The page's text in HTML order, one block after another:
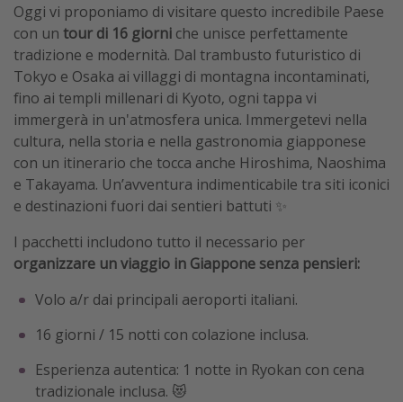
Oggi vi proponiamo di visitare questo incredibile Paese
con un tour di 16 giorni che unisce perfettamente
tradizione e modernità. Dal trambusto futuristico di
Tokyo e Osaka ai villaggi di montagna incontaminati,
fino ai templi millenari di Kyoto, ogni tappa vi
immergerà in un'atmosfera unica. Immergetevi nella
cultura, nella storia e nella gastronomia giapponese
con un itinerario che tocca anche Hiroshima, Naoshima
e Takayama. Un’avventura indimenticabile tra siti iconici
e destinazioni fuori dai sentieri battuti ✨
I pacchetti includono tutto il necessario per
organizzare un viaggio in Giappone senza pensieri:
Volo a/r dai principali aeroporti italiani.
16 giorni / 15 notti con colazione inclusa.
Esperienza autentica: 1 notte in Ryokan con cena
tradizionale inclusa. 😻